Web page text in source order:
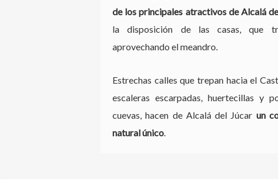
de los principales atractivos de Alcalá
la disposición de las casas, que
aprovechando el meandro.
Estrechas calles que trepan hacia el
escaleras escarpadas, huertecillas y
cuevas, hacen de Alcalá del Júcar un
natural único.